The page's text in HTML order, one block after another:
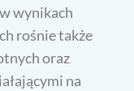
wynikach
rośnie także
oraz
na